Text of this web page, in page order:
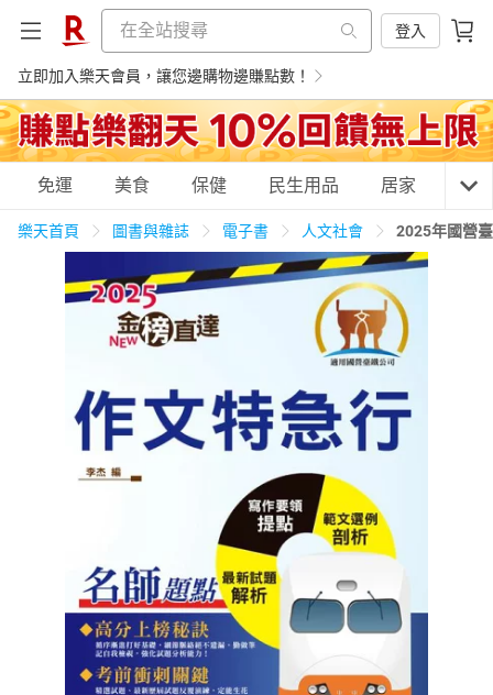
登入
立即加入樂天會員，讓您邊購物邊賺點數！
購物網分類
天天免運 美食蛋糕 養生保健 民生用品
居家生活 3C家電 運動休閒
女裝 化妝保養
日本購物 電子/紙本書
HOT
免運 美食 保健 民生用品 居家 3C
樂天首頁 圖書與雜誌 電子書 人文社會 2025年國營